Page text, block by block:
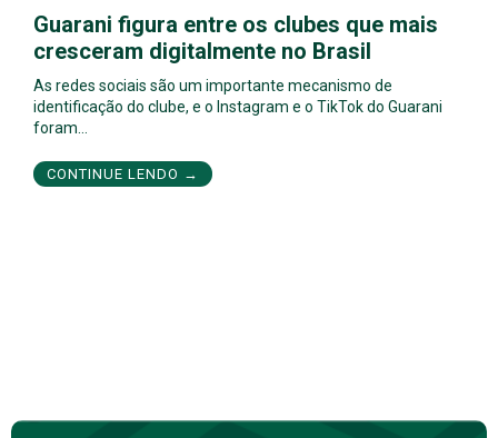
Guarani figura entre os clubes que mais
cresceram digitalmente no Brasil
As redes sociais são um importante mecanismo de
identificação do clube, e o Instagram e o TikTok do Guarani
foram…
CONTINUE LENDO →